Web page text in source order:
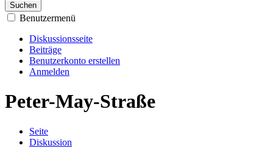
Suchen
Benutzermenü
Diskussionsseite
Beiträge
Benutzerkonto erstellen
Anmelden
Peter-May-Straße
Seite
Diskussion